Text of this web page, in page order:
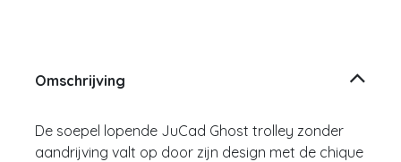
Omschrijving
De soepel lopende JuCad Ghost trolley zonder
aandrijving valt op door zijn design met de chique